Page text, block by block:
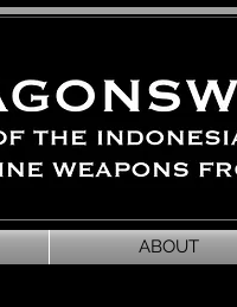
ABOUT